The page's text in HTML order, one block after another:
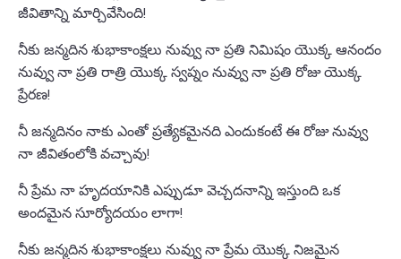
జీవితాన్ని మార్చివేసింది!
నీకు జన్మదిన శుభాకాంక్షలు నువ్వు నా ప్రతి నిమిషం యొక్క ఆనందం
నువ్వు నా ప్రతి రాత్రి యొక్క స్వప్నం నువ్వు నా ప్రతి రోజు యొక్క
ప్రేరణ!
నీ జన్మదినం నాకు ఎంతో ప్రత్యేకమైనది ఎందుకంటే ఈ రోజు నువ్వు
నా జీవితంలోకి వచ్చావు!
నీ ప్రేమ నా హృదయానికి ఎప్పుడూ వెచ్చదనాన్ని ఇస్తుంది ఒక
అందమైన సూర్యోదయం లాగా!
నీకు జన్మదిన శుభాకాంక్షలు నువ్వు నా ప్రేమ యొక్క నిజమైన